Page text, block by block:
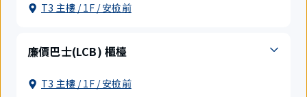
T3 主樓 / 1F / 安檢前
廉價巴士(LCB) 櫃檯
T3 主樓 / 1F / 安檢前